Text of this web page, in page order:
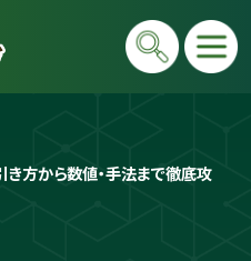
き方から数値・手法まで徹底攻